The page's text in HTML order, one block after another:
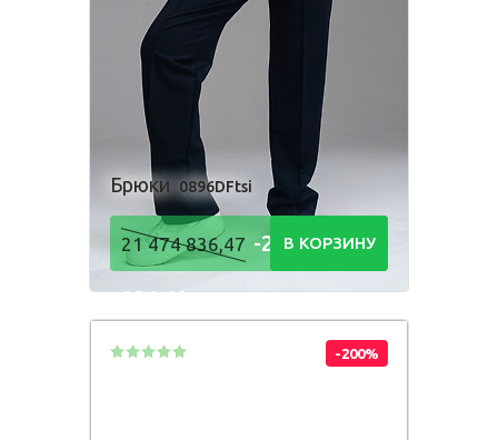
Брюки 0896DFtsi
21 474 836,47 -21 474
836,48Р
В КОРЗИНУ
-200%